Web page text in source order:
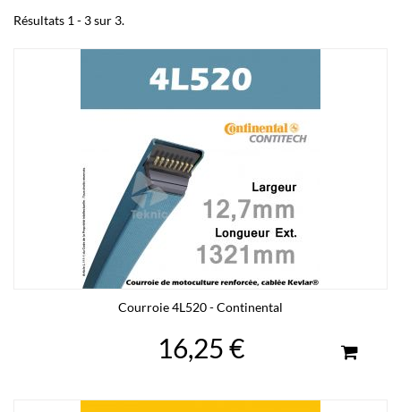
Résultats 1 - 3 sur 3.
Courroie 4L520 - Continental
16,25 €